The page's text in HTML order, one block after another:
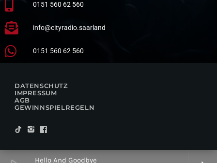
Hello And Goodbye
0151 560 62 560
info@cityradio.saarland
0151 560 62 560
DATENSCHUTZ
IMPRESSUM
AGB
GEWINNSPIELREGELN